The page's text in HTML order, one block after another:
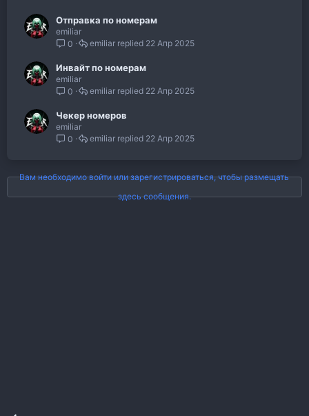
Отправка по номерам
emiliar
0
22 Апр 2025
emiliar
Инвайт по номерам
emiliar
0
22 Апр 2025
emiliar
Чекер номеров
emiliar
0
22 Апр 2025
emiliar
Вам необходимо войти или зарегистрироваться, чтобы размещать
здесь сообщения.